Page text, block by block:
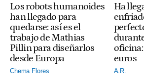
Los robots humanoides
han llegado para
quedarse: así es el
trabajo de Mathias
Pillin para diseñarlos
desde Europa
Chema Flores
Ha
euros
A.R.